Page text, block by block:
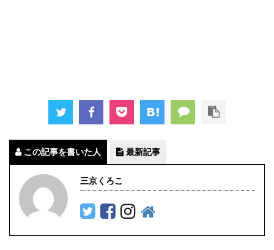
この記事を書いた人 最新記事
三京くろこ